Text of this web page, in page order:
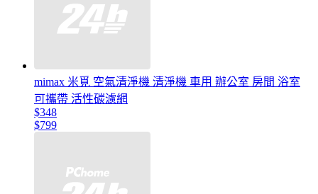
mimax 米覓 空氣清淨機 清淨機 車用 辦公室 房間 浴室
可攜帶 活性碳濾網
$348
$799